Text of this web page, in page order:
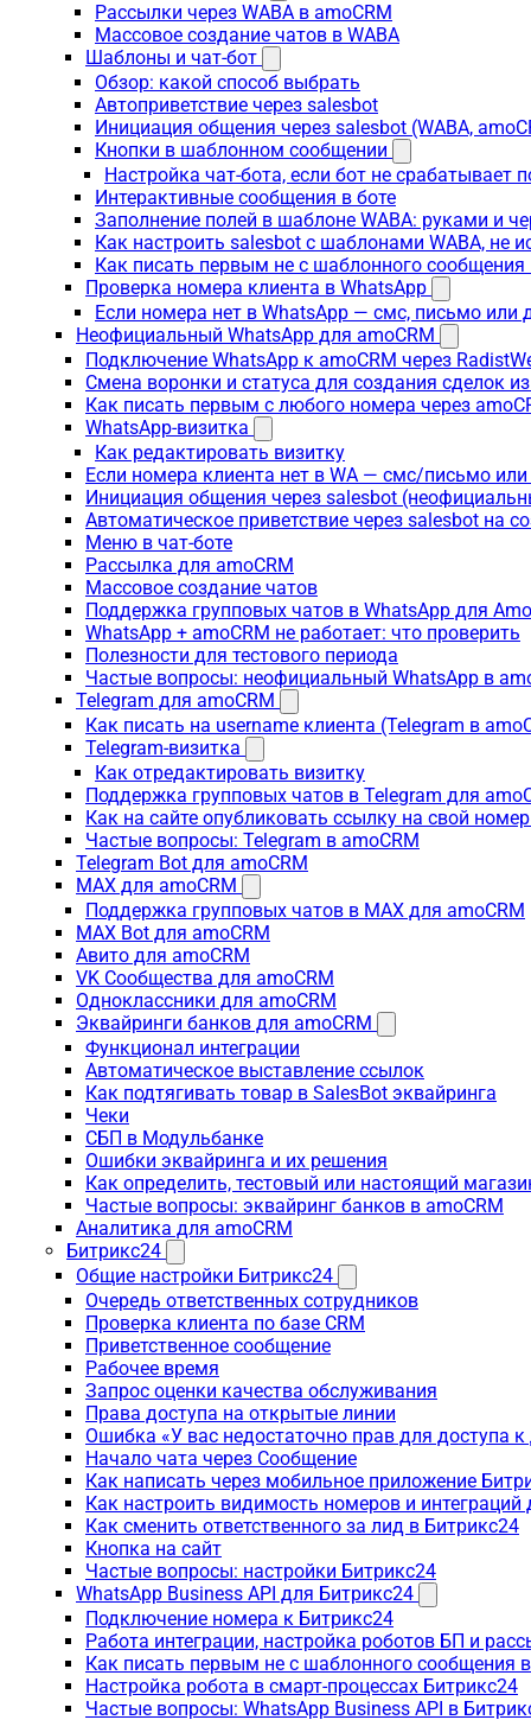
Рассылки через WABA в amoCRM
Массовое создание чатов в WABA
Шаблоны и чат-бот
Обзор: какой способ выбрать
Автоприветствие через salesbot
Инициация общения через salesbot (WABA,
Кнопки в шаблонном сообщении
Настройка чат-бота, если бот не срабатывает
Интерактивные сообщения в боте
Заполнение полей в шаблоне WABA: руками и
Как настроить salesbot с шаблонами WABA, не
Как писать первым не с шаблонного сообщения
Проверка номера клиента в WhatsApp
Если номера нет в WhatsApp — смс, письмо или
Неофициальный WhatsApp для amoCRM
Подключение WhatsApp к amoCRM через
Смена воронки и статуса для создания сделок
Как писать первым с любого номера через
WhatsApp-визитка
Как редактировать визитку
Если номера клиента нет в WA — смс/письмо
Инициация общения через salesbot
Автоматическое приветствие через salesbot на
Меню в чат-боте
Рассылка для amoCRM
Массовое создание чатов
Поддержка групповых чатов в WhatsApp для
WhatsApp + amoCRM не работает: что проверить
Полезности для тестового периода
Частые вопросы: неофициальный WhatsApp в
Telegram для amoCRM
Как писать на username клиента (Telegram в
Telegram-визитка
Как отредактировать визитку
Поддержка групповых чатов в Telegram для
Как на сайте опубликовать ссылку на свой
Частые вопросы: Telegram в amoCRM
Telegram Bot для amoCRM
MAX для amoCRM
Поддержка групповых чатов в MAX для amoCRM
MAX Bot для amoCRM
Авито для amoCRM
VK Сообщества для amoCRM
Одноклассники для amoCRM
Эквайринги банков для amoCRM
Функционал интеграции
Автоматическое выставление ссылок
Как подтягивать товар в SalesBot эквайринга
Чеки
СБП в Модульбанке
Ошибки эквайринга и их решения
Как определить, тестовый или настоящий
Частые вопросы: эквайринг банков в amoCRM
Аналитика для amoCRM
Битрикс24
Общие настройки Битрикс24
Очередь ответственных сотрудников
Проверка клиента по базе CRM
Приветственное сообщение
Рабочее время
Запрос оценки качества обслуживания
Права доступа на открытые линии
Ошибка «У вас недостаточно прав для доступа
Начало чата через Сообщение
Как написать через мобильное приложение
Как настроить видимость номеров и
Как сменить ответственного за лид в Битрикс24
Кнопка на сайт
Частые вопросы: настройки Битрикс24
WhatsApp Business API для Битрикс24
Подключение номера к Битрикс24
Работа интеграции, настройка роботов БП и
Как писать первым не с шаблонного сообщения
Настройка робота в смарт-процессах Битрикс24
Частые вопросы: WhatsApp Business API в